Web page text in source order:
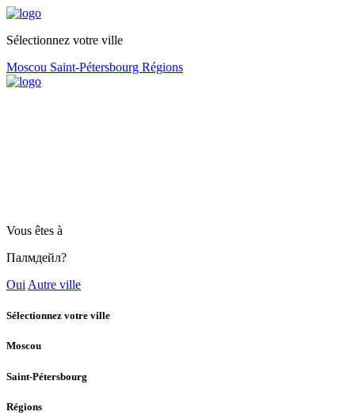
Sélectionnez votre ville
Moscou Saint-Pétersbourg Régions
Vous êtes à
Палмдейл?
Oui Autre ville
Sélectionnez votre ville
Moscou
Saint-Pétersbourg
Régions